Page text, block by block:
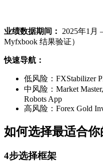
业绩数据期间：
2025年1月
Myfxbook 结果验证）
快速导航：
低风险：FXStabilizer
中风险：Market
Robots App
高风险：Forex Gold
如何选择最适合
4步选择框架